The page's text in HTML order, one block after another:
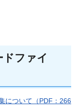
ファイ
について（PDF：266